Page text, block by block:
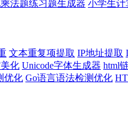
法题练习题生成器 小学生计
文本重复项提取 IP地址提取
化 Unicode字体生成器 html
优化 Go语言语法检测优化